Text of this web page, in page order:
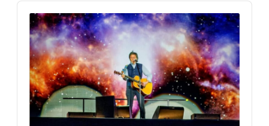
Audio
Player